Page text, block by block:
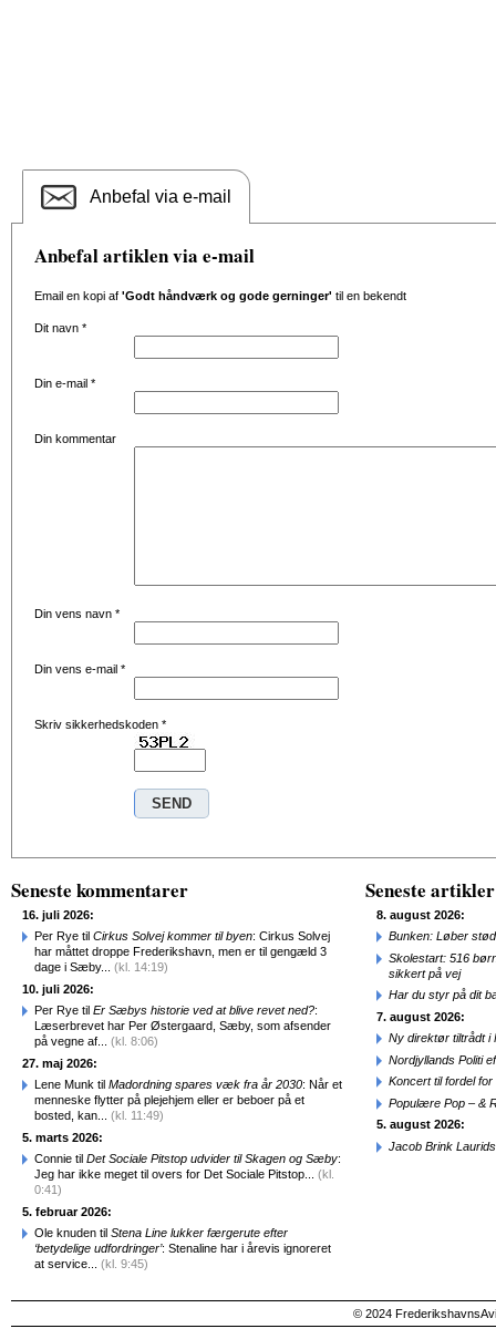
Anbefal via e-mail
Anbefal artiklen via e-mail
Email en kopi af 'Godt håndværk og gode gerninger' til en bekendt
Dit navn *
Din e-mail *
Din kommentar
Din vens navn *
Din vens e-mail *
Skriv sikkerhedskoden *
Seneste kommentarer
16. juli 2026:
Per Rye til Cirkus Solvej kommer til byen: Cirkus Solvej
har måttet droppe Frederikshavn, men er til gengæld 3
dage i Sæby... (kl. 14:19)
10. juli 2026:
Per Rye til Er Sæbys historie ved at blive revet ned?:
Læserbrevet har Per Østergaard, Sæby, som afsender
på vegne af... (kl. 8:06)
27. maj 2026:
Lene Munk til Madordning spares væk fra år 2030: Når et
menneske flytter på plejehjem eller er beboer på et
bosted, kan... (kl. 11:49)
5. marts 2026:
Connie til Det Sociale Pitstop udvider til Skagen og Sæby:
Jeg har ikke meget til overs for Det Sociale Pitstop... (kl.
0:41)
5. februar 2026:
Ole knuden til Stena Line lukker færgerute efter
‘betydelige udfordringer’: Stenaline har i årevis ignoreret
at service... (kl. 9:45)
Seneste artikler
8. august 2026:
Bunken: Løber
Skolestart: 516
sikkert på vej
Har du styr på dit
7. august 2026:
Ny direktør tiltrådt i
Nordjyllands Politi
Koncert til fordel
Populære Pop – &
5. august 2026:
Jacob Brink
© 2024